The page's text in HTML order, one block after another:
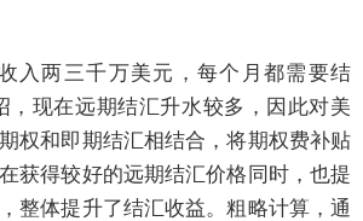
两三千万美元，每个月都需要结
，现在远期结汇升水较多，因此对美
权和即期结汇相结合，将期权费补贴
获得较好的远期结汇价格同时，也提
整体提升了结汇收益。粗略计算，通